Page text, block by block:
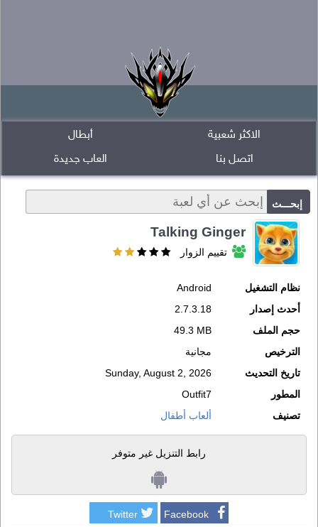
أبطال
الاكثر شعبية
العاب جديدة
اتصل بنا
Talking Ginger
تقييم الزوار
نظام التشغيل
Android
أحدث إصدار
2.7.3.18
حجم الملف
49.3 MB
الترخيص
مجانية
تاريخ التحديث
Sunday, August 2, 2026
المطور
Outfit7
تصنيف
ألعاب أطفال
رابط التنزيل غير متوفر
Facebook
Twitter